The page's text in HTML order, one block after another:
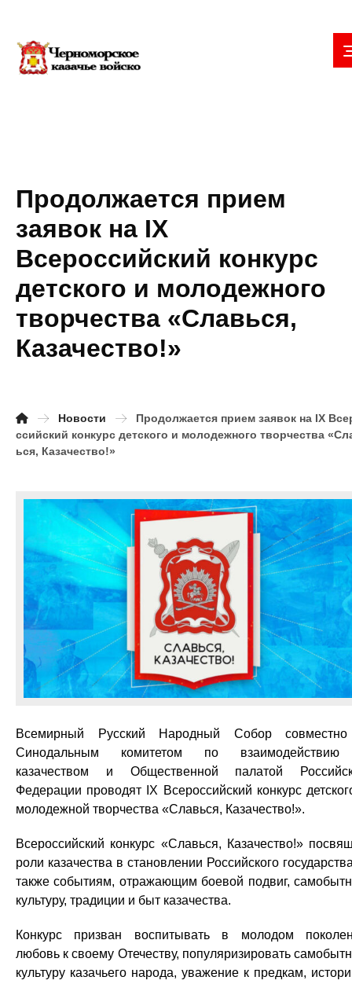
Продолжается прием
заявок на IX
Всероссийский конкурс
детского и молодежного
творчества «Славься,
Казачество!»
Новости
Продолжается прием заявок на IX
ссийский конкурс детского и молодежного творчества
ься, Казачество!»
Всемирный Русский Народный Собор
Синодальным комитетом по
казачеством и Общественной палатой
Федерации проводят IX Всероссийский конкурс
молодежной творчества «Славься, Казачество!».
Всероссийский конкурс «Славься, Казачество!»
роли казачества в становлении Российского
также событиям, отражающим боевой подвиг,
культуру, традиции и быт казачества.
Конкурс призван воспитывать в молодом
любовь к своему Отечеству, популяризировать
культуру казачьего народа, уважение к предкам,